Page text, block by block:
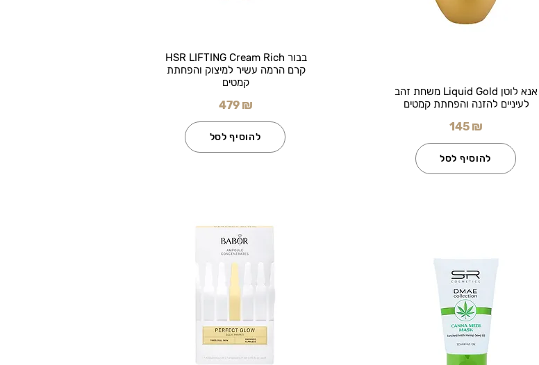
בבור HSR LIFTING Cream Rich
קרם הרמה עשיר למיצוק והפחתת
קמטים
479 ₪
להוסיף לסל
אנא לוטן Liquid Gold משחת זהב
לעיניים להזנה והפחתת קמטים
145 ₪
להוסיף לסל